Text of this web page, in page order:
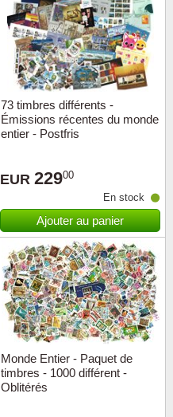
73 timbres différents -
Émissions récentes du monde
entier - Postfris
EUR 22900
En stock
Ajouter au panier
Monde Entier - Paquet de
timbres - 1000 différent -
Oblitérés
Année
Chine
Etats-